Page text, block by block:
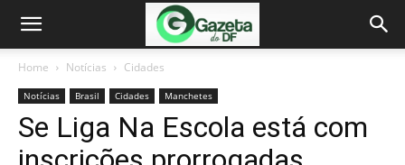
Home Notícias Cidades
Notícias Brasil Cidades Manchetes
Se Liga Na Escola está com